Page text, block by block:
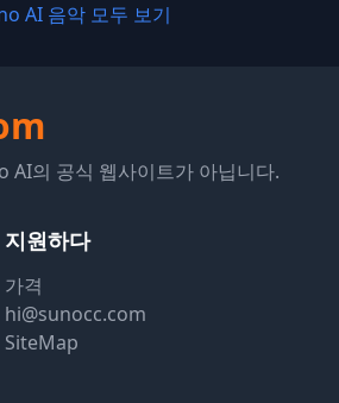
AI 음악 모두 보기
AI의 공식 웹사이트가 아닙니다.
지원하다
가격
hi@sunocc.com
SiteMap